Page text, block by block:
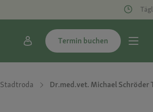
Termin buchen
Stadtroda Dr.med.vet. Michael Schröder